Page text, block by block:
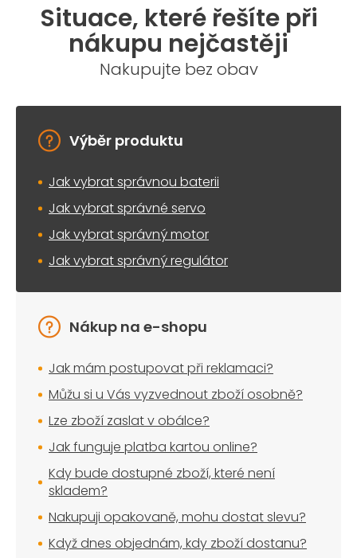
Situace, které řešíte při
nákupu nejčastěji
Nakupujte bez obav
Výběr produktu
Jak vybrat správnou baterii
Jak vybrat správné servo
Jak vybrat správný motor
Jak vybrat správný regulátor
Nákup na e-shopu
Jak mám postupovat při reklamaci?
Můžu si u Vás vyzvednout zboží osobně?
Lze zboží zaslat v obálce?
Jak funguje platba kartou online?
Kdy bude dostupné zboží, které není
skladem?
Nakupuji opakovaně, mohu dostat slevu?
Když dnes objednám, kdy zboží dostanu?